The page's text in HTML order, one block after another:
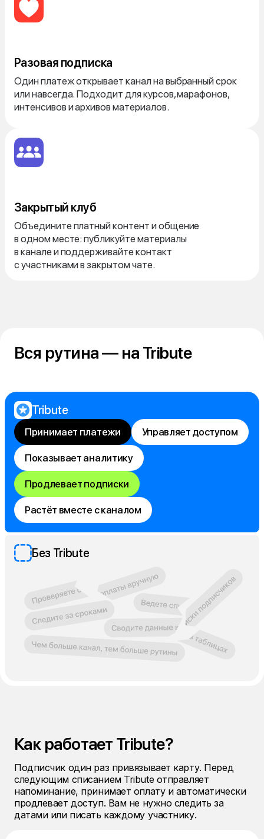
Разовая подписка
Один платеж открывает канал на выбранный срок
или навсегда. Подходит для курсов, марафонов,
интенсивов и архивов материалов.
Закрытый клуб
Объедините платный контент и общение
в одном месте: публикуйте материалы
в канале и поддерживайте контакт
с участниками в закрытом чате.
Вся рутина — на Tribute
Tribute
Принимает платежи Управляет доступом
Показывает аналитику
Продлевает подписки
Растёт вместе с каналом
Без Tribute
Как работает Tribute?
Подписчик один раз привязывает карту. Перед
следующим списанием Tribute отправляет
напоминание, принимает оплату и автоматически
продлевает доступ. Вам не нужно следить за
датами или писать каждому участнику.